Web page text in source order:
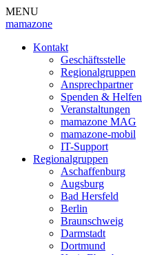
MENU
mamazone
Kontakt
Geschäftsstelle
Regionalgruppen
Ansprechpartner
Spenden & Helfen
Veranstaltungen
mamazone MAG
mamazone-mobil
IT-Support
Regionalgruppen
Aschaffenburg
Augsburg
Bad Hersfeld
Berlin
Braunschweig
Darmstadt
Dortmund